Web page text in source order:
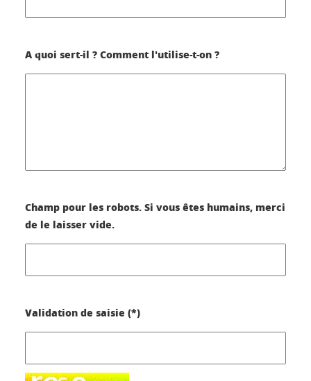
A quoi sert-il ? Comment l'utilise-t-on ?
Champ pour les robots. Si vous êtes humains, merci
de le laisser vide.
Validation de saisie (*)